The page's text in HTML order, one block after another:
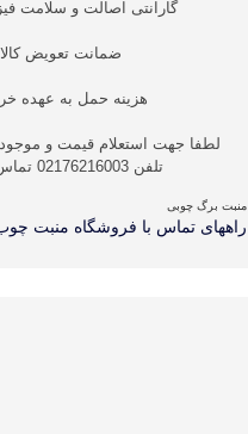
گارانتی اصالت و سلامت
ضمانت تعویض کالا
هزینه حمل به عهده
لطفا جهت استعلام قیمت و
تلفن 02176216003 تماس بگیرید
منبت برگ چوبی
راههای تماس با فروشگاه منبت